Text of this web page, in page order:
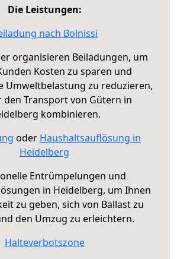
Die Leistungen:
nach Bolnissi
organisieren Beiladungen, um
Kosten zu sparen und
Umweltbelastung zu reduzieren,
den Transport von Gütern in
kombinieren.
oder Haushaltsauflösung in
Heidelberg
Entrümpelungen und
in Heidelberg, um Ihnen
zu geben, sich von Ballast zu
den Umzug zu erleichtern.
Halteverbotszone